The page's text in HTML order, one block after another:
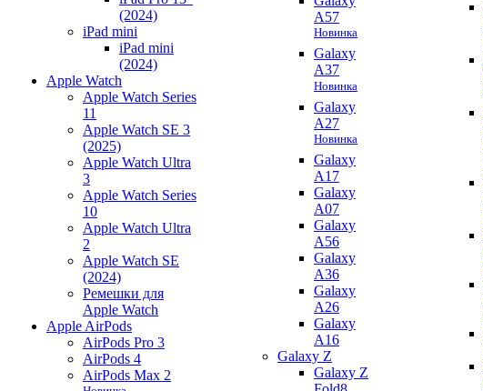
(2024)
iPad mini
iPad mini
(2024)
Apple Watch
Apple Watch Series
11
Apple Watch SE 3
(2025)
Apple Watch Ultra
3
Apple Watch Series
10
Apple Watch Ultra
2
Apple Watch SE
(2024)
Ремешки для
Apple Watch
Apple AirPods
AirPods Pro 3
AirPods 4
AirPods Max 2
A57
Новинка
Galaxy
A37
Новинка
Galaxy
A27
Новинка
Galaxy
A17
Galaxy
A07
Galaxy
A56
Galaxy
A36
Galaxy
A26
Galaxy
A16
Galaxy Z
Galaxy Z